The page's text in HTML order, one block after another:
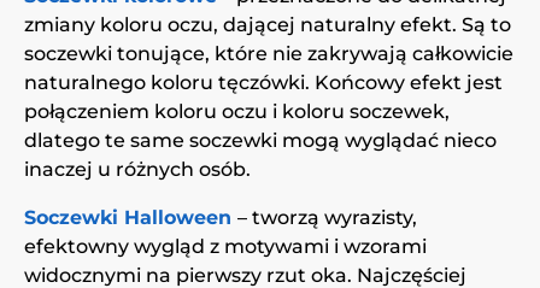
zmiany koloru oczu, dającej naturalny efekt. Są to
soczewki tonujące, które nie zakrywają całkowicie
naturalnego koloru tęczówki. Końcowy efekt jest
połączeniem koloru oczu i koloru soczewek,
dlatego te same soczewki mogą wyglądać nieco
inaczej u różnych osób.
Soczewki Halloween – tworzą wyrazisty,
efektowny wygląd z motywami i wzorami
widocznymi na pierwszy rzut oka. Najczęściej